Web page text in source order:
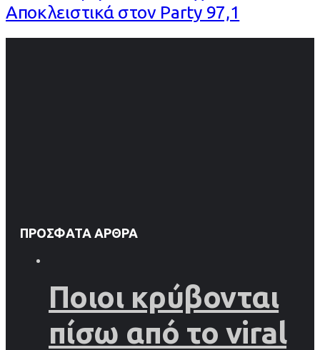
Αποκλειστικά στον Party 97,1
ΠΡΌΣΦΑΤΑ ΆΡΘΡΑ
Ποιοι κρύβονται
πίσω από το viral